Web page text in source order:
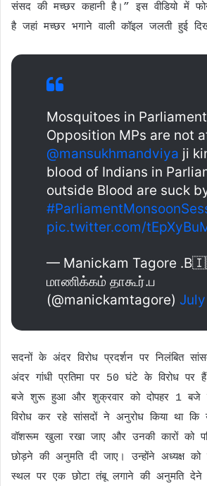
संसद की मच्छर कहानी है।” इस वीडियो में
है जहां मच्छर भगाने वाली कॉइल जलती हुई
Mosquitoes in
Opposition MPs are not
@mansukhmandviya ji
blood of Indians in
outside Blood are suck
pic.twitter.com/
— Manickam Tagore
மாணிக்கம் தாகூர்.ப
(@manickamtagore)
सदनों के अंदर विरोध प्रदर्शन पर निलंबित
अंदर गांधी प्रतिमा पर 50 घंटे के विरोध
बजे शुरू हुआ और शुक्रवार को दोपहर 1 बजे
विरोध कर रहे सांसदों ने अनुरोध किया था
वॉशरूम खुला रखा जाए और उनकी कारों को
छोड़ने की अनुमति दी जाए। उन्होंने अध्यक्ष
स्थल पर एक छोटा तंबू लगाने की अनुमति देने